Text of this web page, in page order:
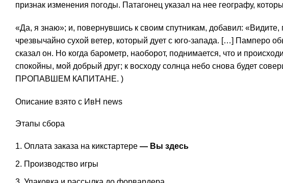
признак изменения погоды. Патагонец указал на нее географу,
«Да, я знаю»; и, повернувшись к своим спутникам, добавил:
чрезвычайно сухой ветер, который дует с юго-запада. […] Памперо
сказал он. Но когда барометр, наоборот, поднимается, что и
спокойны, мой добрый друг; к восходу солнца небо снова будет
ПРОПАВШЕМ КАПИТАНЕ. )
Описание взято с ИвН news
Этапы сбора
Оплата заказа на кикстартере — Вы здесь
Производство игры